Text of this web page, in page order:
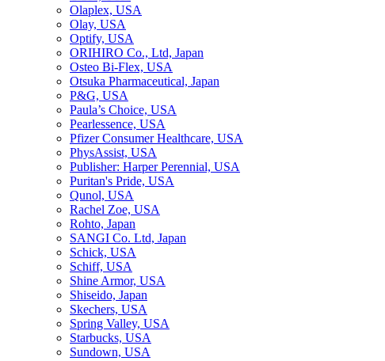
Olaplex, USA
Olay, USA
Optify, USA
ORIHIRO Co., Ltd, Japan
Osteo Bi-Flex, USA
Otsuka Pharmaceutical, Japan
P&G, USA
Paula’s Choice, USA
Pearlessence, USA
Pfizer Consumer Healthcare, USA
PhysAssist, USA
Publisher: Harper Perennial, USA
Puritan's Pride, USA
Qunol, USA
Rachel Zoe, USA
Rohto, Japan
SANGI Co. Ltd, Japan
Schick, USA
Schiff, USA
Shine Armor, USA
Shiseido, Japan
Skechers, USA
Spring Valley, USA
Starbucks, USA
Sundown, USA